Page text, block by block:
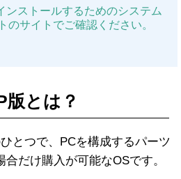
ンストールするためのシステム
のサイトでご確認ください。
版とは？
とつで、PCを構成するパーツ
だけ購入が可能なOSです。